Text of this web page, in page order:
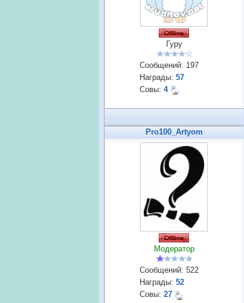
Гуру
Сообщений: 197
Награды: 57
Совы: 4
Pro100_Artyom
Модератор
Сообщений: 522
Награды: 52
Совы: 27